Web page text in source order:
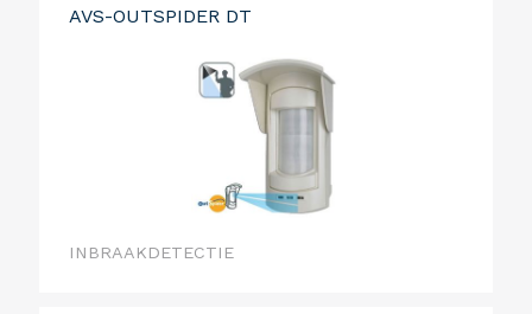
AVS-OUTSPIDER DT
INBRAAKDETECTIE